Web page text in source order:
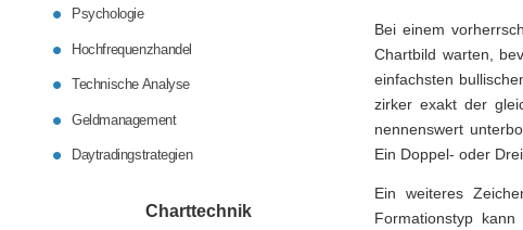
Bei einem
Chartbild warten,
einfachsten
zirker exakt der
nennenswert
Ein Doppel- oder
Ein weiteres
Formationstyp
Psychologie
Hochfrequenzhandel
Technische Analyse
Geldmanagement
Daytradingstrategien
Charttechnik